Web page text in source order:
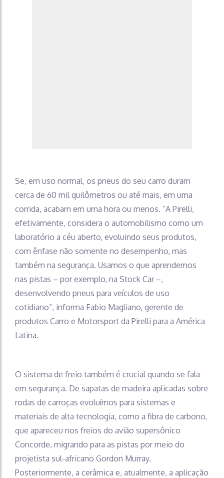
Se, em uso normal, os pneus do seu carro duram
cerca de 60 mil quilômetros ou até mais, em uma
corrida, acabam em uma hora ou menos. “A Pirelli,
efetivamente, considera o automobilismo como um
laboratório a céu aberto, evoluindo seus produtos,
com ênfase não somente no desempenho, mas
também na segurança. Usamos o que aprendemos
nas pistas – por exemplo, na Stock Car –,
desenvolvendo pneus para veículos de uso
cotidiano”, informa Fabio Magliano, gerente de
produtos Carro e Motorsport da Pirelli para a América
Latina.
O sistema de freio também é crucial quando se fala
em segurança. De sapatas de madeira aplicadas sobre
rodas de carroças evoluímos para sistemas e
materiais de alta tecnologia, como a fibra de carbono,
que apareceu nos freios do avião supersônico
Concorde, migrando para as pistas por meio do
projetista sul-africano Gordon Murray.
Posteriormente, a cerâmica e, atualmente, a aplicação